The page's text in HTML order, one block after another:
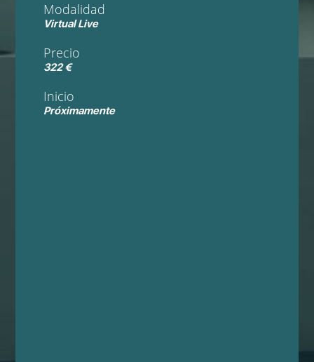
Modalidad
Virtual Live
Precio
322 €
Inicio
Próximamente